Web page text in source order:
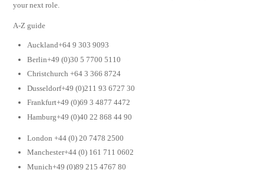
your next role.
A-Z guide
Auckland+64 9 303 9093
Berlin+49 (0)30 5 7700 5110
Christchurch +64 3 366 8724
Dusseldorf+49 (0)211 93 6727 30
Frankfurt+49 (0)69 3 4877 4472
Hamburg+49 (0)40 22 868 44 90
London +44 (0) 20 7478 2500
Manchester+44 (0) 161 711 0602
Munich+49 (0)89 215 4767 80